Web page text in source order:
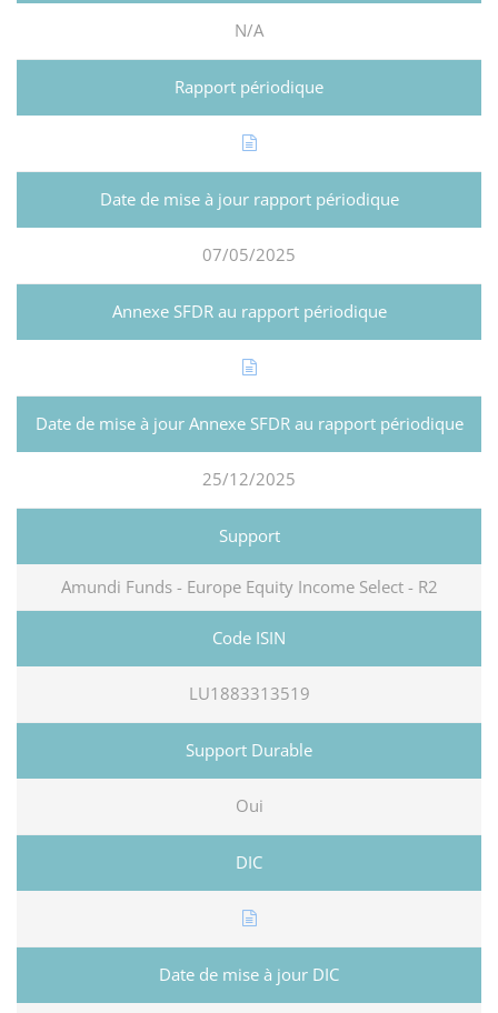
N/A
07/05/2025
25/12/2025
Amundi Funds - Europe Equity Income Select - R2
LU1883313519
Oui